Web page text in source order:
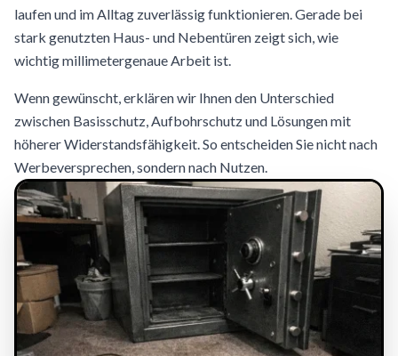
laufen und im Alltag zuverlässig funktionieren. Gerade bei
stark genutzten Haus- und Nebentüren zeigt sich, wie
wichtig millimetergenaue Arbeit ist.
Wenn gewünscht, erklären wir Ihnen den Unterschied
zwischen Basisschutz, Aufbohrschutz und Lösungen mit
höherer Widerstandsfähigkeit. So entscheiden Sie nicht nach
Werbeversprechen, sondern nach Nutzen.